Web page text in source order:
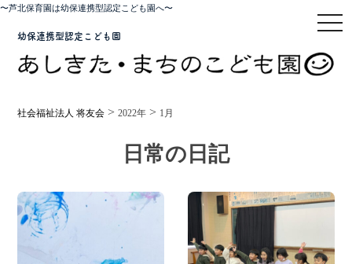
〜芦北保育園は幼保連携型認定こども園へ〜
幼保連携型認定こども園
社会福祉法人 将友会 >2022年 > 1月
日常の日記